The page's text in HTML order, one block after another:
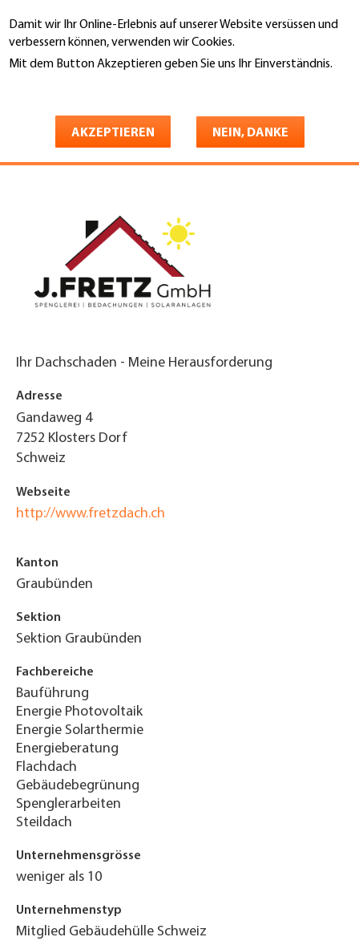
Damit wir Ihr Online-Erlebnis auf unserer Website versüssen und
verbessern können, verwenden wir Cookies.
Mit dem Button Akzeptieren geben Sie uns Ihr Einverständnis.
AKZEPTIEREN NEIN, DANKE
zum
Inhalt
J. Fretz GmbH Spenglerei /
Bedachungen / Solaranlagen
Ihr Dachschaden - Meine Herausforderung
Adresse
Gandaweg 4
7252 Klosters Dorf
Schweiz
Webseite
http://www.fretzdach.ch
Kanton
Graubünden
Sektion
Sektion Graubünden
Fachbereiche
Bauführung
Energie Photovoltaik
Energie Solarthermie
Energieberatung
Flachdach
Gebäudebegrünung
Spenglerarbeiten
Steildach
Unternehmensgrösse
weniger als 10
Unternehmenstyp
Mitglied Gebäudehülle Schweiz